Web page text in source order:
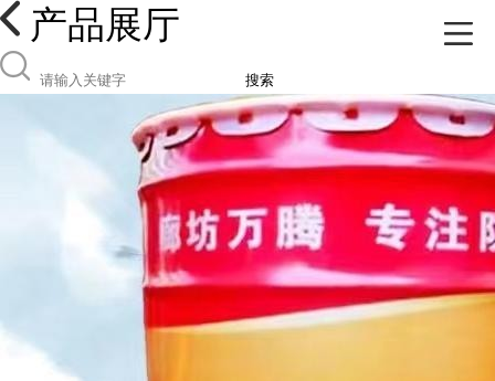
产品展厅
搜索